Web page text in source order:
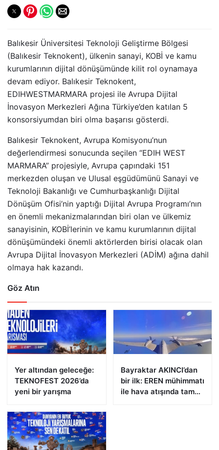
Balıkesir Üniversitesi Teknoloji Geliştirme Bölgesi
(Balıkesir Teknokent), ülkenin sanayi, KOBİ ve kamu
kurumlarının dijital dönüşümünde kilit rol oynamaya
devam ediyor. Balıkesir Teknokent,
EDIHWESTMARMARA projesi ile Avrupa Dijital
İnovasyon Merkezleri Ağına Türkiye’den katılan 5
konsorsiyumdan biri olma başarısı gösterdi.
Balıkesir Teknokent, Avrupa Komisyonu’nun
değerlendirmesi sonucunda seçilen “EDIH WEST
MARMARA” projesiyle, Avrupa çapındaki 151
merkezden oluşan ve Ulusal eşgüdümünü Sanayi ve
Teknoloji Bakanlığı ve Cumhurbaşkanlığı Dijital
Dönüşüm Ofisi’nin yaptığı Dijital Avrupa Programı’nın
en önemli mekanizmalarından biri olan ve ülkemiz
sanayisinin, KOBİ’lerinin ve kamu kurumlarının dijital
dönüşümündeki önemli aktörlerden birisi olacak olan
Avrupa Dijital İnovasyon Merkezleri (ADİM) ağına dahil
olmaya hak kazandı.
Göz Atın
Yer altından geleceğe:
TEKNOFEST 2026’da
yeni bir yarışma
Bayraktar AKINCI’dan
bir ilk: EREN mühimmatı
ile hava atışında tam